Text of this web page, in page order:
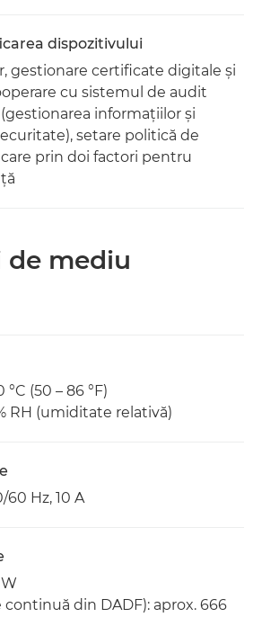
dispozitivului
gestionare certificate digitale şi
cu sistemul de audit
informaţiilor şi
setare politică de
prin doi factori pentru
de mediu
(50 – 86 °F)
RH (umiditate relativă)
60 Hz, 10 A
continuă din DADF): aprox. 666